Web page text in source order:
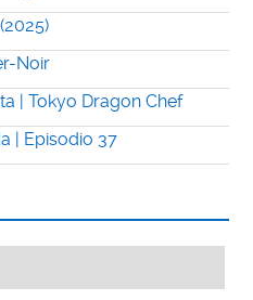
Noir
| Tokyo Dragon Chef
| Episodio 37